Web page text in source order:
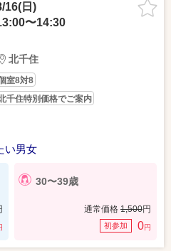
16(日)
〜14:30
北千住
室8対8
千住特別価格でご案内
い男女
30〜39歳
通常価格 1,500円
初参加 0円